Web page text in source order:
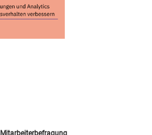
Mitarbeiterbefragung